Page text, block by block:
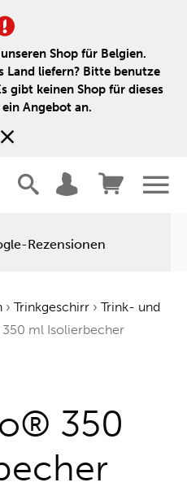
Shop für Belgien.
Land liefern? Bitte benutze
gibt keinen Shop für dieses
ein Angebot an.
Rezensionen
› Trinkgeschirr › Trink- und
ml Isolierbecher
350